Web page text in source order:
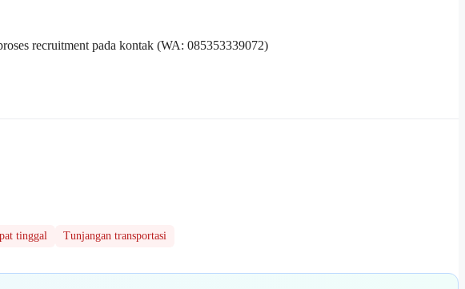
recruitment pada kontak (WA: 085353339072)
tinggal Tunjangan transportasi